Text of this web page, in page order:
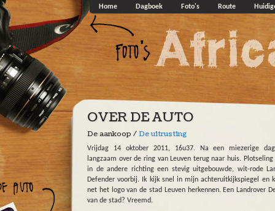
Overslaan en naar de algemene inhoud gaan
Home Dagboek Foto's Route
OVER DE AUTO
De aankoop /De uitrusting
Vrijdag 14 oktober 2011, 16u37. Na een miezerige
langzaam over de ring van Leuven terug naar huis.
in de andere richting een stevig uitgebouwde, wit-rode
Defender voorbij. Ik kijk snel in mijn achteruitkijkspiegel en
net het logo van de stad Leuven herkennen. Een Landrover
van de stad? Vreemd.